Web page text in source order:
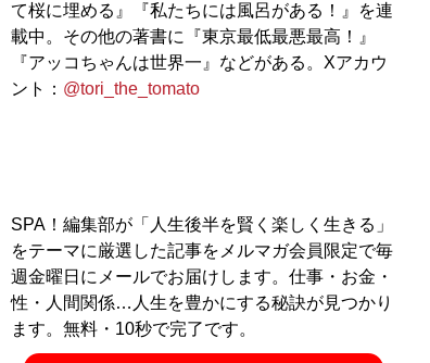
て桜に埋める』『私たちには風呂がある！』を連
載中。その他の著書に『東京最低最悪最高！』
『アッコちゃんは世界一』などがある。Xアカウ
ント： @tori_the_tomato
SPA！編集部が「人生後半を賢く楽しく生きる」
をテーマに厳選した記事をメルマガ会員限定で毎
週金曜日にメールでお届けします。仕事・お金・
性・人間関係…人生を豊かにする秘訣が見つかり
ます。無料・10秒で完了です。